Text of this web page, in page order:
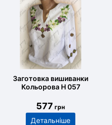
Заготовка вишиванки
Кольорова Н 057
577 грн
Детальніше